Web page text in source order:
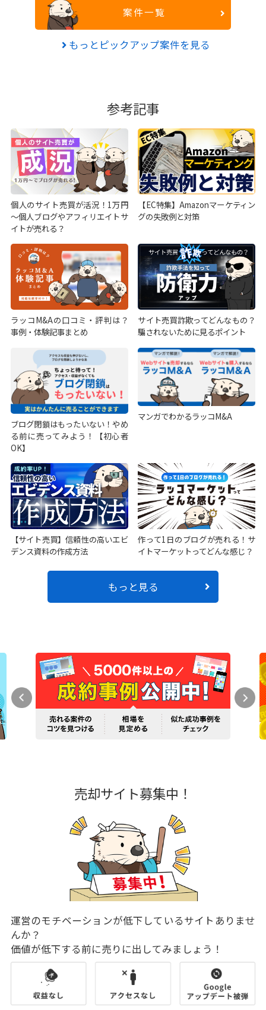
案件一覧
もっとピックアップ案件を見る
参考記事
個人のサイト売買が活況！1万円
～個人ブログやアフィリエイトサ
イトが売れる？
【EC特集】Amazonマーケティン
グの失敗例と対策
ラッコM&Aの口コミ・評判は？
事例・体験記事まとめ
サイト売買詐欺ってどんなもの？
騙されないために見るポイント
ブログ閉鎖はもったいない！やめ
る前に売ってみよう！【初心者
OK】
マンガでわかるラッコM&A
【サイト売買】信頼性の高いエビ
デンス資料の作成方法
作って1日のブログが売れる！サ
イトマーケットってどんな感じ？
もっと見る
売却サイト募集中！
運営のモチベーションが低下しているサイトありませ
んか？
価値が低下する前に売りに出してみましょう！